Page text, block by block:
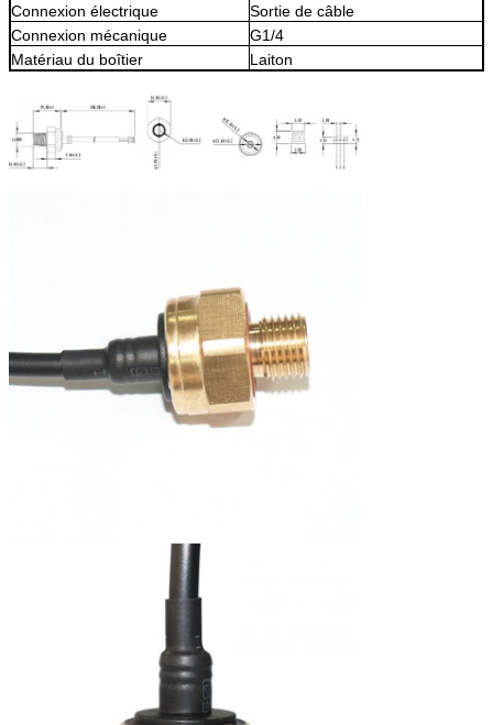
Connexion électrique
Sortie de câble
Connexion mécanique
G1/4
Matériau du boîtier
Laiton